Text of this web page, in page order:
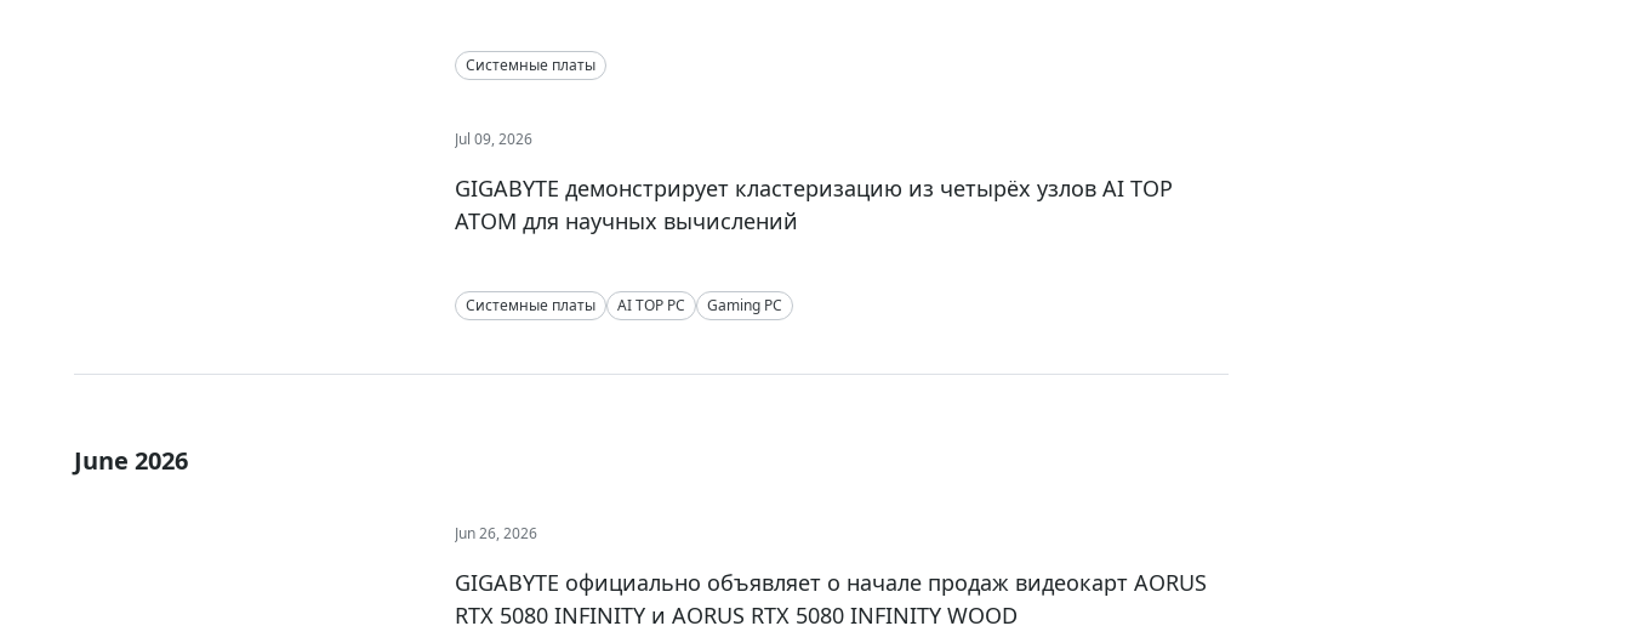
Системные платы
Jul 09, 2026
GIGABYTE демонстрирует кластеризацию из четырёх узлов AI TOP
ATOM для научных вычислений
Системные платы AI TOP PC Gaming PC
June 2026
Jun 26, 2026
GIGABYTE официально объявляет о начале продаж видеокарт AORUS
RTX 5080 INFINITY и AORUS RTX 5080 INFINITY WOOD